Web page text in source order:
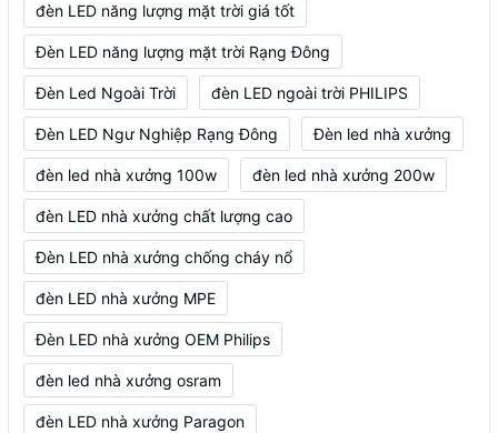
đèn LED năng lượng mặt trời giá tốt
Đèn LED năng lượng mặt trời Rạng Đông
Đèn Led Ngoài Trời đèn LED ngoài trời PHILIPS
Đèn LED Ngư Nghiệp Rạng Đông Đèn led nhà xưởng
đèn led nhà xưởng 100w đèn led nhà xưởng 200w
đèn LED nhà xưởng chất lượng cao
Đèn LED nhà xưởng chống cháy nổ
đèn LED nhà xưởng MPE
Đèn LED nhà xưởng OEM Philips
đèn led nhà xưởng osram
đèn LED nhà xưởng Paragon